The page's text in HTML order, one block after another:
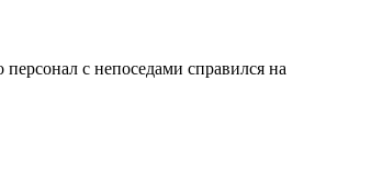
с непоседами справился на